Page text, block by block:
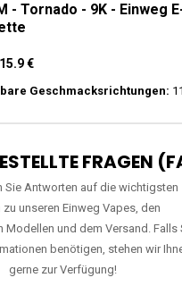
- Tornado - 9K - Einweg
€
Geschmacksrichtungen: 11
FRAGEN
Sie Antworten auf die wichtigsten
zu unseren Einweg Vapes, den
Modellen und dem Versand. Falls
benötigen, stehen wir
gerne zur Verfügung!